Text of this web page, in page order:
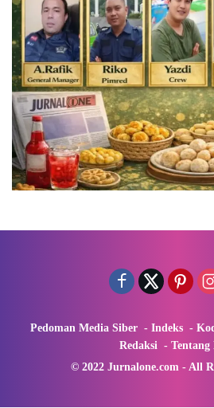
Pedoman Media Siber Indeks
Redaksi
© 2022 Jurnalone.com - All